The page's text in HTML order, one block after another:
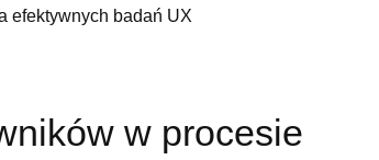
efektywnych badań UX
⁣w ⁢procesie